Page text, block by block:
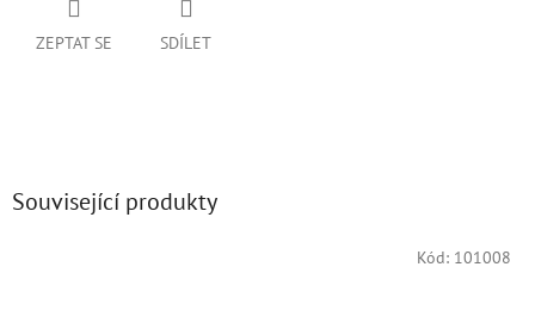
ZEPTAT SE SDÍLET
Související produkty
Kód: 101008